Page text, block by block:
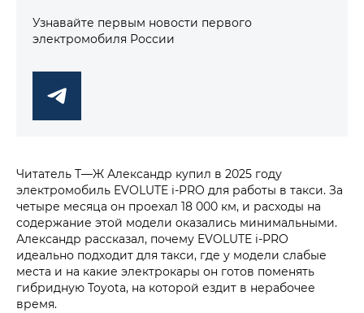
Узнавайте первым новости первого
электромобиля России
Читатель Т⁠—⁠Ж Александр купил в 2025 году
электромобиль EVOLUTE i‑PRO для работы в такси. За
четыре месяца он проехал 18 000 км, и расходы на
содержание этой модели оказались минимальными.
Александр рассказал, почему EVOLUTE i‑PRO
идеально подходит для такси, где у модели слабые
места и на какие электрокары он готов поменять
гибридную Toyota, на которой ездит в нерабочее
время.